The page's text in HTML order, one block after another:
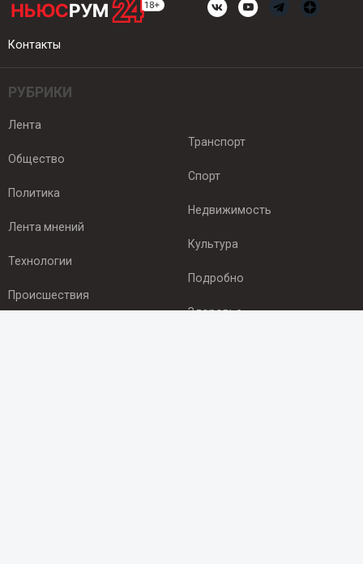
Контакты
РУБРИКИ
Лента
Общество
Политика
Лента мнений
Технологии
Происшествия
Транспорт
Спорт
Недвижимость
Культура
Подробно
Здоровье